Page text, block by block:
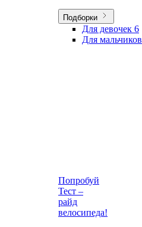
Подборки
Для девочек 6
Для мальчиков
Попробуй
Тест –
райд
велосипеда!